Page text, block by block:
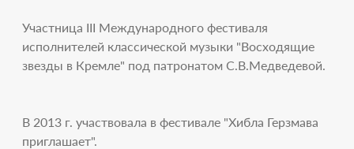
Участница III Международного фестиваля
исполнителей классической музыки "Восходящие
звезды в Кремле" под патронатом С.В.Медведевой.
В 2013 г. участвовала в фестивале "Хибла Герзмава
приглашает".